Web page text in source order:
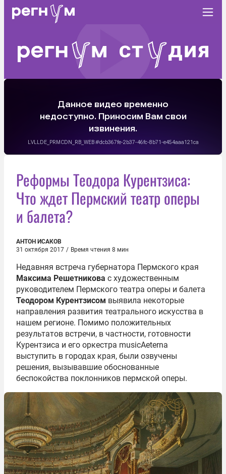
Реформы Теодора Курентзиса:
Что ждет Пермский театр оперы
и балета?
АНТОН ИСАКОВ
31 октября 2017 / Время чтения 8 мин
Недавняя встреча губернатора Пермского края
Максима Решетникова с художественным
руководителем Пермского театра оперы и балета
Теодором Курентзисом выявила некоторые
направления развития театрального искусства в
нашем регионе. Помимо положительных
результатов встречи, в частности, готовности
Курентзиса и его оркестра musicAeterna
выступить в городах края, были озвучены
решения, вызывавшие обоснованные
беспокойства поклонников пермской оперы.